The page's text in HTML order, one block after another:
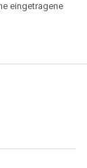
eingetragene